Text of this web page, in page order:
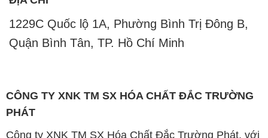
CÔNG TY XNK TM SX HÓA CHẤT ĐẮC TRƯỜNG
PHÁT
và phân phối các loại hóa chất công nghiệp khác
nhau nhằm đáp ứng nhu cầu sử dụng của khách
hàng một cách tốt nhất.